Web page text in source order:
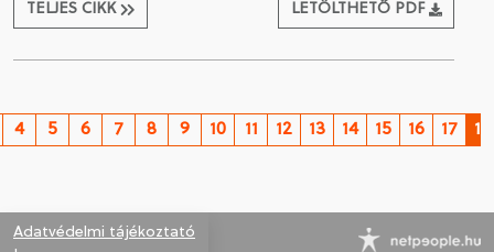
TELJES CIKK LETÖLTHETŐ PDF
4 5 6 7 8 9 10 11 12 13 14 15 16 17 18
Adatvédelmi tájékoztató